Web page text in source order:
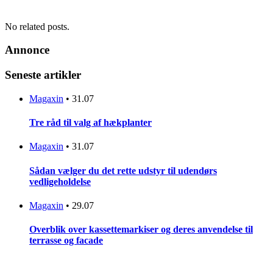
No related posts.
Annonce
Seneste artikler
Magaxin • 31.07
Tre råd til valg af hækplanter
Magaxin • 31.07
Sådan vælger du det rette udstyr til udendørs
vedligeholdelse
Magaxin • 29.07
Overblik over kassettemarkiser og deres anvendelse til
terrasse og facade